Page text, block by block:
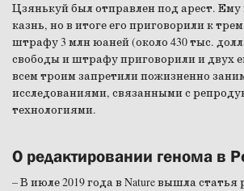
Цзянькуй был отправлен под арест. Ему
казнь, но в итоге его приговорили к
штрафу 3 млн юаней (около 430 тыс.
свободы и штрафу приговорили и двух
всем троим запретили пожизненно
исследованиями, связанными с
технологиями.
О редактировании генома в
– В июле 2019 года в Nature вышла статья